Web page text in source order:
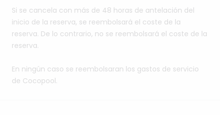
Si se cancela con más de 48 horas de antelación del
inicio de la reserva, se reembolsará el coste de la
reserva. De lo contrario, no se reembolsará el coste de la
reserva.
En ningún caso se reembolsaran los gastos de servicio
de Cocopool.